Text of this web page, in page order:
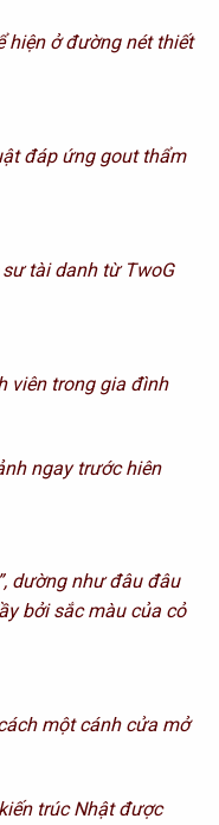
hiện ở đường nét thiết
đáp ứng gout thẩm
tài danh từ TwoG
viên trong gia đình
ngay trước hiên
dường như đâu đâu
bởi sắc màu của cỏ
một cánh cửa mở
trúc Nhật được